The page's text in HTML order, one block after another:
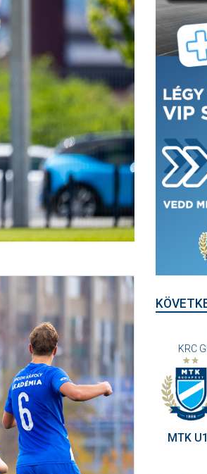
KRC
MTK